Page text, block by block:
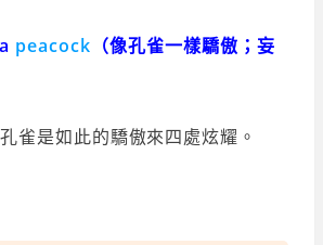
peacock （像孔雀一樣驕傲；妄
雀是如此的驕傲來四處炫耀。